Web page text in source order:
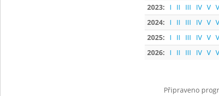
2023:
I II III IV V
2024:
I II III IV V
2025:
I II III IV V
2026:
I II III IV V
Připraveno